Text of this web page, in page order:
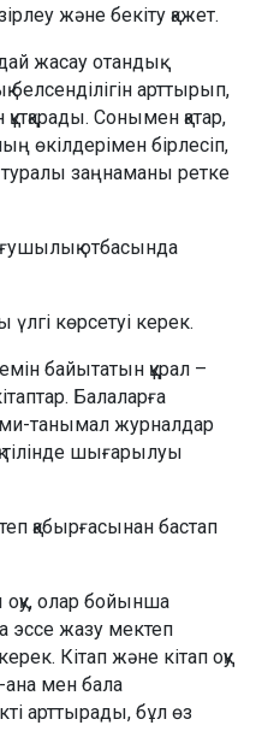
және бекіту қажет.
жасау отандық
арттырып,
Сонымен қатар,
өкілдерімен бірлесіп,
туралы заңнаманы ретке
отбасында
көрсетуі керек.
байытатын құрал –
Балаларға
танымал журналдар
тілінде шығарылуы
қабырғасынан бастап
олар бойынша
эссе жазу мектеп
Кітап және кітап оқу
ана мен бала
арттырады, бұл өз